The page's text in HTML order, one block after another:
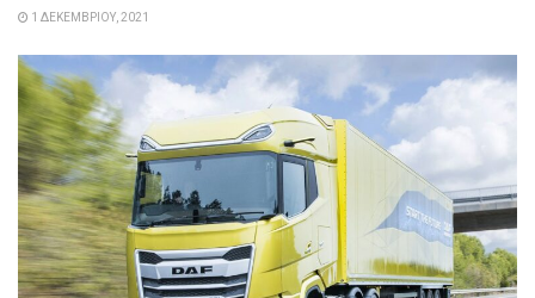
1 ΔΕΚΕΜΒΡΊΟΥ, 2021